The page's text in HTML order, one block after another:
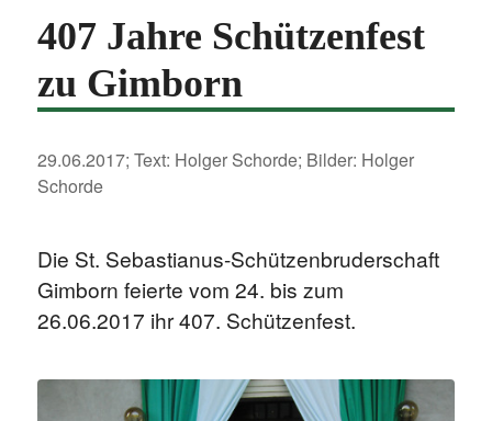
407 Jahre Schützenfest
zu Gimborn
29.06.2017; Text: Holger Schorde; Bilder: Holger
Schorde
Die St. Sebastianus-Schützenbruderschaft
Gimborn feierte vom 24. bis zum
26.06.2017 ihr 407. Schützenfest.